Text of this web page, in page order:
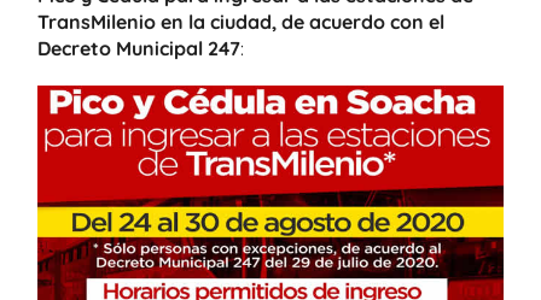
TransMilenio en la ciudad, de acuerdo con el
Decreto Municipal 247: